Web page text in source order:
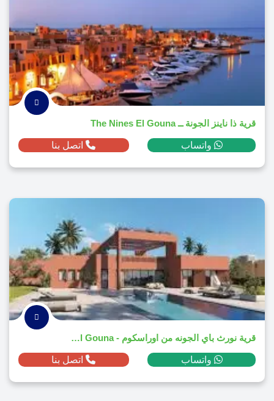
قرية ذا ناينز الجونة ــ The Nines El Gouna
واتساب اتصل بنا
قرية نورث باي الجونه من اوراسكوم - North Bay El Gouna
واتساب اتصل بنا